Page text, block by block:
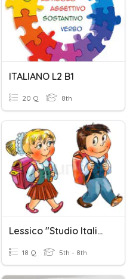
ITALIANO L2 B1
20 Q 8th
Lessico "Studio Italiano"
18 Q 5th - 8th